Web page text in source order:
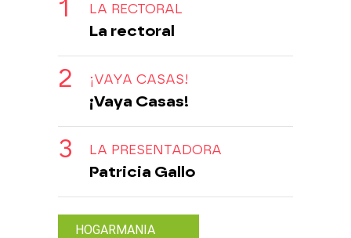
LA RECTORAL
La rectoral
¡VAYA CASAS!
¡Vaya Casas!
LA PRESENTADORA
Patricia Gallo
HOGARMANIA